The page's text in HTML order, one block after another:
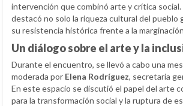
intervención que combinó arte y crítica social.
destacó no solo la riqueza cultural del pueblo
su resistencia histórica frente a la
Un diálogo sobre el arte y la
Durante el encuentro, se llevó a cabo una
moderada por Elena Rodríguez, secretaria
En este espacio se discutió el papel del arte
para la transformación social y la ruptura de